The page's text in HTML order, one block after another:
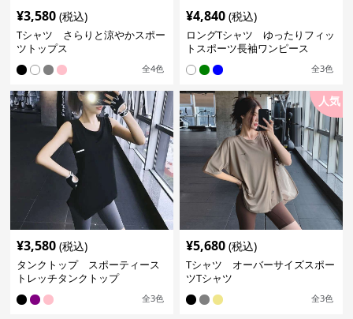
¥3,580 (税込)
Tシャツ さらりと涼やかスポー
ツトップス
全4色
¥4,840 (税込)
ロングTシャツ ゆったりフィッ
トスポーツ長袖ワンピース
全3色
¥3,580 (税込)
タンクトップ スポーティース
トレッチタンクトップ
全3色
人気
¥5,680 (税込)
Tシャツ オーバーサイズスポー
ツTシャツ
全3色